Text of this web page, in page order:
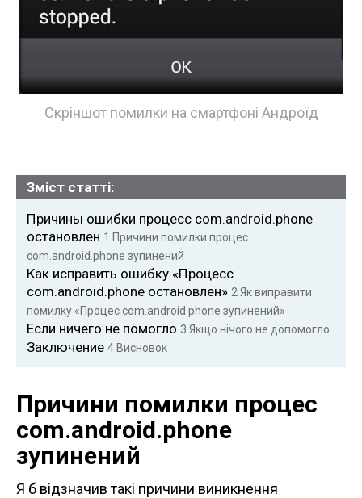
Скріншот помилки на смартфоні Андроїд
Зміст статті:
Причины ошибки процесс com.android.phone
остановлен 1 Причини помилки процес
com.android.phone зупинений
Как исправить ошибку «Процесс
com.android.phone остановлен» 2 Як виправити
помилку «Процес com.android.phone зупинений»
Если ничего не помогло 3 Якщо нічого не допомогло
Заключение 4 Висновок
Причини помилки процес
com.android.phone
зупинений
Я б відзначив такі причини виникнення